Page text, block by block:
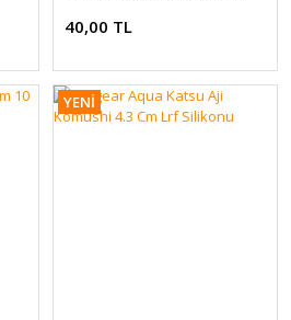
40,00 TL
YENİ